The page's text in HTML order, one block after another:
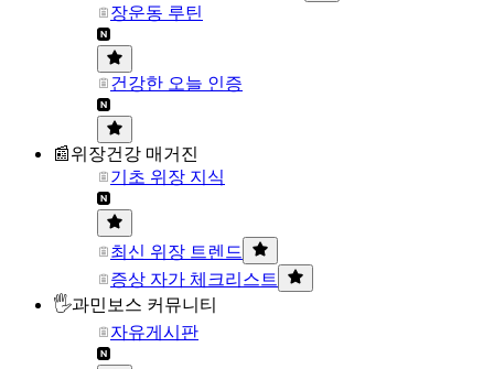
장운동 루틴
건강한 오늘 인증
📰위장건강 매거진
기초 위장 지식
최신 위장 트렌드
증상 자가 체크리스트
🖐과민보스 커뮤니티
자유게시판